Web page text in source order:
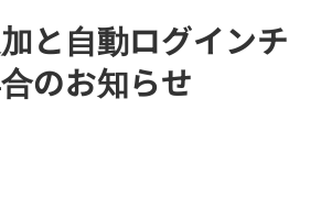
と自動ログインチ
のお知らせ